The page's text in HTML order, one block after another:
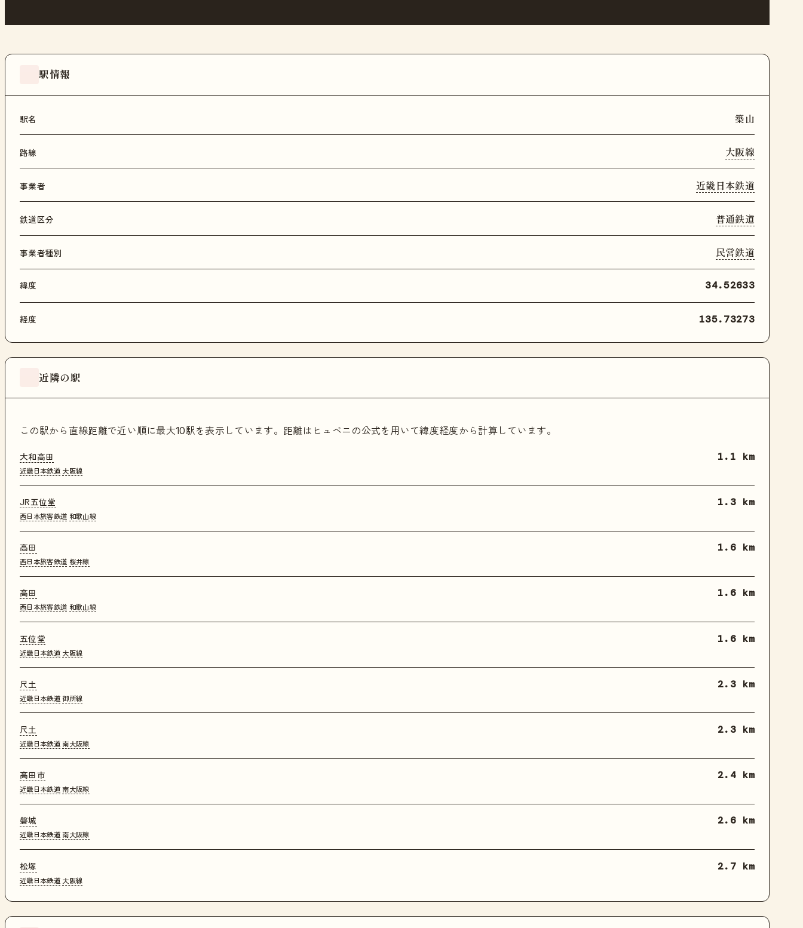
駅情報
駅名 築山
路線 大阪線
事業者 近畿日本鉄道
鉄道区分 普通鉄道
事業者種別 民営鉄道
緯度 34.52633
経度 135.73273
近隣の駅
この駅から直線距離で近い順に最大10駅を表示しています。距離はヒュベニの公式を用いて緯度経度から計算しています。
大和高田
近畿日本鉄道 大阪線
1.1 km
JR五位堂
西日本旅客鉄道 和歌山線
1.3 km
高田
西日本旅客鉄道 桜井線
1.6 km
高田
西日本旅客鉄道 和歌山線
1.6 km
五位堂
近畿日本鉄道 大阪線
1.6 km
尺土
近畿日本鉄道 御所線
2.3 km
尺土
近畿日本鉄道 南大阪線
2.3 km
高田市
近畿日本鉄道 南大阪線
2.4 km
磐城
近畿日本鉄道 南大阪線
2.6 km
松塚
近畿日本鉄道 大阪線
2.7 km